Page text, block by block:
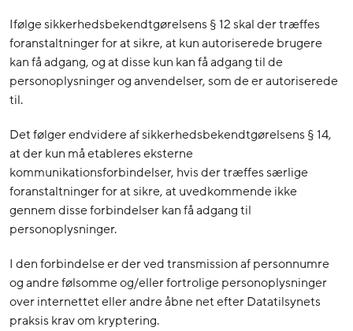
Ifølge sikkerhedsbekendtgørelsens § 12 skal der træffes
foranstaltninger for at sikre, at kun autoriserede brugere
kan få adgang, og at disse kun kan få adgang til de
personoplysninger og anvendelser, som de er autoriserede
til.
Det følger endvidere af sikkerhedsbekendtgørelsens § 14,
at der kun må etableres eksterne
kommunikationsforbindelser, hvis der træffes særlige
foranstaltninger for at sikre, at uvedkommende ikke
gennem disse forbindelser kan få adgang til
personoplysninger.
I den forbindelse er der ved transmission af personnumre
og andre følsomme og/eller fortrolige personoplysninger
over internettet eller andre åbne net efter Datatilsynets
praksis krav om kryptering.